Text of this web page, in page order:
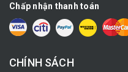
Chấp nhận thanh toán
CHÍNH SÁCH